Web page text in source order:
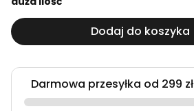
Dodaj do koszyka
Darmowa przesyłka od 299 zł